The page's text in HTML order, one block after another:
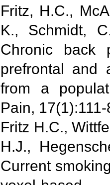
Fritz, H.C.,
K., Schmidt,
Chronic back
prefrontal and
from a
Pain, 17(1):111-
Fritz H.C.,
H.J.,
Current